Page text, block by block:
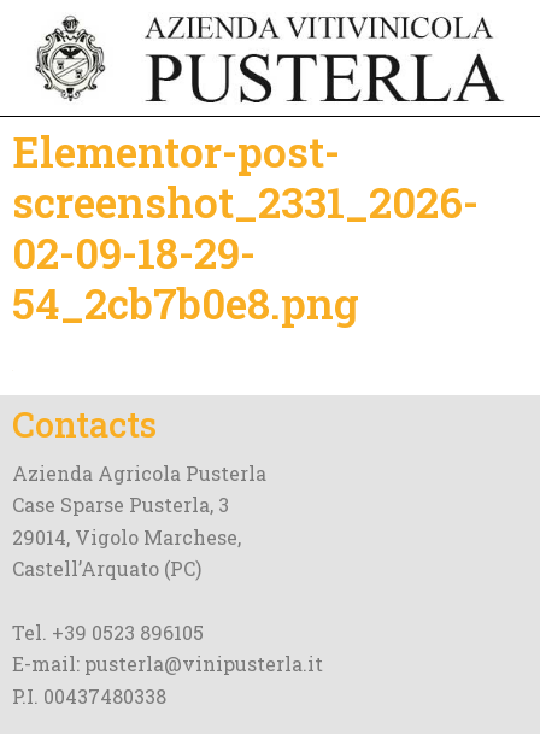
Elementor-post-
screenshot_2331_2026-
02-09-18-29-
54_2cb7b0e8.png
Contacts
Azienda Agricola Pusterla
Case Sparse Pusterla, 3
29014, Vigolo Marchese,
Castell’Arquato (PC)
Tel. +39 0523 896105
E-mail: pusterla@vinipusterla.it
P.I. 00437480338